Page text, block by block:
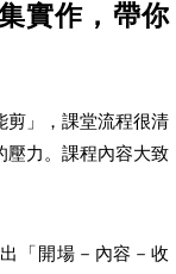
實作，帶你
剪」，課堂流程很清
壓力。課程內容大致
「開場－內容－收